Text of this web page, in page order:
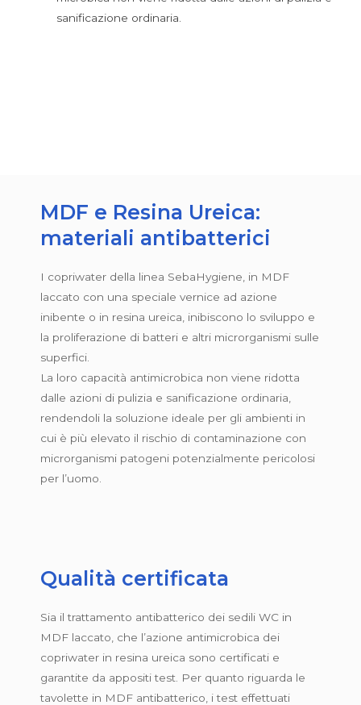
sanificazione ordinaria.
MDF e Resina Ureica:
materiali antibatterici
I copriwater della linea SebaHygiene, in MDF
laccato con una speciale vernice ad azione
inibente o in resina ureica, inibiscono lo sviluppo e
la proliferazione di batteri e altri microrganismi sulle
superfici.
La loro capacità antimicrobica non viene ridotta
dalle azioni di pulizia e sanificazione ordinaria,
rendendoli la soluzione ideale per gli ambienti in
cui è più elevato il rischio di contaminazione con
microrganismi patogeni potenzialmente pericolosi
per l’uomo.
Qualità certificata
Sia il trattamento antibatterico dei sedili WC in
MDF laccato, che l’azione antimicrobica dei
copriwater in resina ureica sono certificati e
garantite da appositi test. Per quanto riguarda le
tavolette in MDF antibatterico, i test effettuati